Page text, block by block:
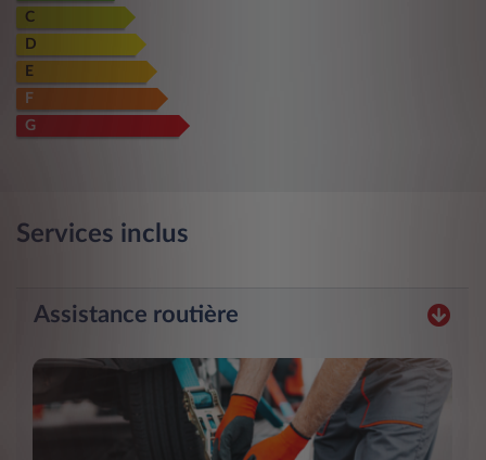
C
D
E
F
G
Services inclus
Assistance routière